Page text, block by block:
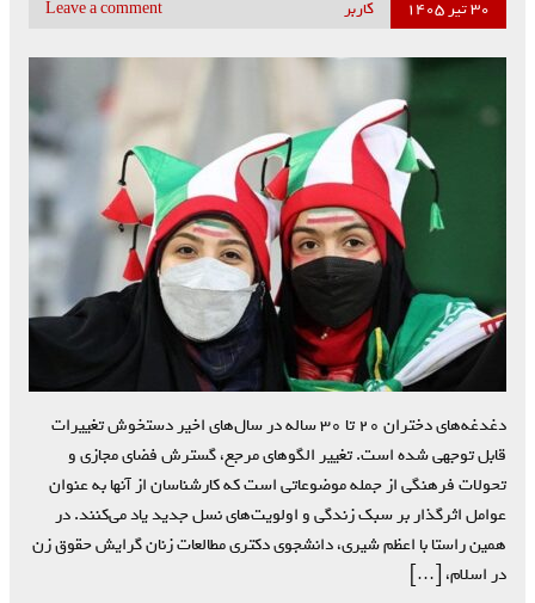
۳۰ تیر ۱۴۰۵ کاربر Leave a comment
دغدغه‌های دختران ۲۰ تا ۳۰ ساله در سال‌های اخیر دستخوش تغییرات
قابل توجهی شده است. تغییر الگوهای مرجع، گسترش فضای مجازی و
تحولات فرهنگی از جمله موضوعاتی است که کارشناسان از آنها به عنوان
عوامل اثرگذار بر سبک زندگی و اولویت‌های نسل جدید یاد می‌کنند. در
همین راستا با اعظم شیری، دانشجوی دکتری مطالعات زنان گرایش حقوق زن
در اسلام، […]